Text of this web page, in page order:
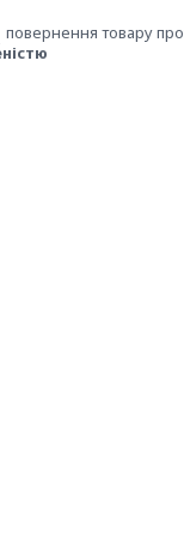
повернення товару